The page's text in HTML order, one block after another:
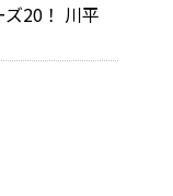
20！ 川平